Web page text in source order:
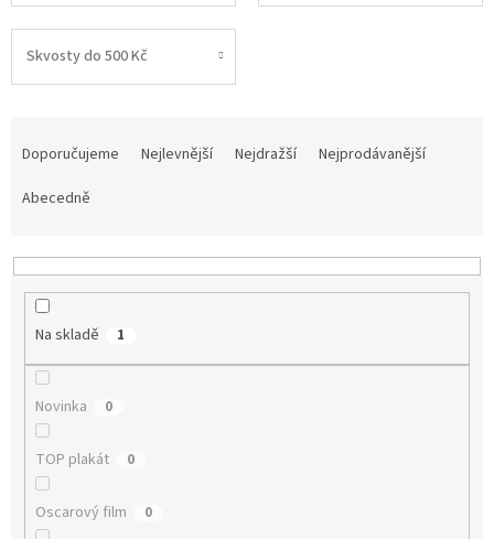
Skvosty do 500 Kč
p
Doporučujeme Nejlevnější Nejdražší
Nejprodávanější
Abecedně
Na skladě 1
Novinka 0
TOP plakát 0
Oscarový film 0